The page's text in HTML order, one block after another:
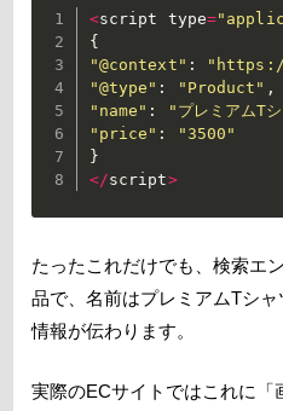
<script type=
{
"@context" :
"@type" : "Product" ,
"name" : "プレミアムT
"price" :
"3500"
}
</script>
たったこれだけでも、検索エ
品で、名前はプレミアムTシ
情報が伝わります。
実際のECサイトではこれに「